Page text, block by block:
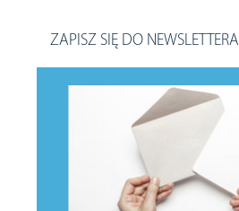
ZAPISZ SIĘ DO NEWSLETTERA